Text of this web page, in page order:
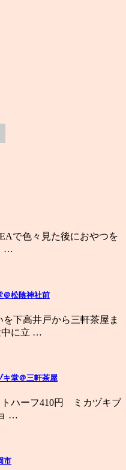
で色々見た後におやつを
…
＠松陰神社前
下高井戸から三軒茶屋ま
中に立 …
キ堂＠三軒茶屋
ハーフ410円 ミカヅキブ
…
市